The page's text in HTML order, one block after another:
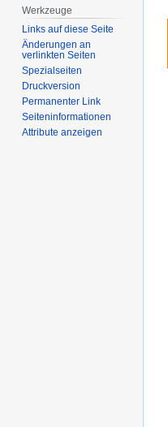
Werkzeuge
Links auf diese Seite
Änderungen an
verlinkten Seiten
Spezialseiten
Druckversion
Permanenter Link
Seiten­­informationen
Attribute anzeigen